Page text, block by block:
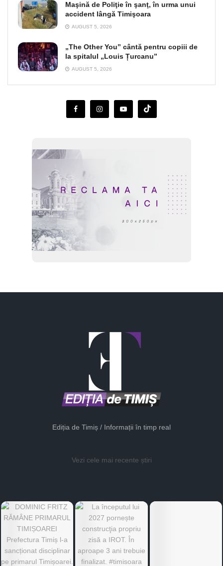
Maşină de Poliţie în şanţ, în urma unui
accident lângă Timişoara
AUGUST 5, 2026
„The Other You” cântă pentru copiii de
la spitalul „Louis Țurcanu”
AUGUST 5, 2026
Ediția de Timiș / Informații în timp real
Vezi cele mai recente știri